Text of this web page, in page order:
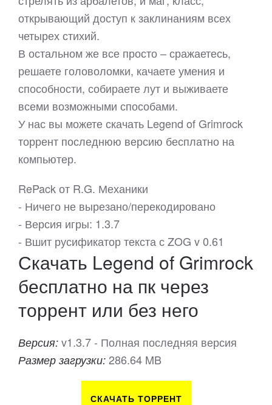
открывающий доступ к заклинаниям всех
четырех стихий.
В остальном же все просто – сражаетесь,
решаете головоломки, качаете умения и
способности, собираете лут и выживаете
всеми возможными способами.
У нас вы можете скачать Legend of Grimrock
торрент последнюю версию бесплатно на
компьютер.
RePack от R.G. Механики
- Ничего не вырезано/перекодировано
- Версия игры: 1.3.7
- Вшит русификатор текста с ZOG v 0.61
Скачать Legend of Grimrock
бесплатно на пк через
торрент или без него
Версия: v1.3.7 - Полная последняя версия
Размер загрузки: 286.64 MB
СКАЧАТЬ ТОРРЕНТ